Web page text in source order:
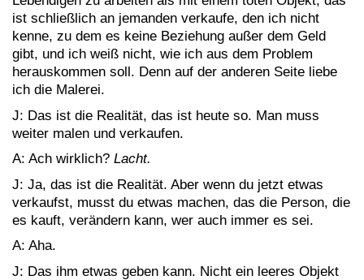
ist schließlich an jemanden verkaufe, den ich nicht
kenne, zu dem es keine Beziehung außer dem Geld
gibt, und ich weiß nicht, wie ich aus dem Problem
herauskommen soll. Denn auf der anderen Seite liebe
ich die Malerei.
J: Das ist die Realität, das ist heute so. Man muss
weiter malen und verkaufen.
A: Ach wirklich? Lacht.
J: Ja, das ist die Realität. Aber wenn du jetzt etwas
verkaufst, musst du etwas machen, das die Person, die
es kauft, verändern kann, wer auch immer es sei.
A: Aha.
J: Das ihm etwas geben kann. Nicht ein leeres Objekt